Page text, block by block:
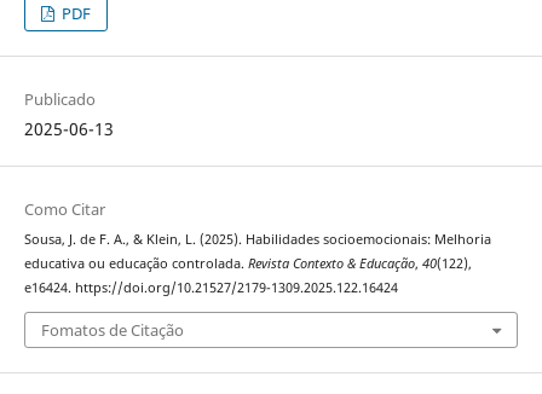
PDF
Publicado
2025-06-13
Como Citar
Sousa, J. de F. A., & Klein, L. (2025). Habilidades socioemocionais: Melhoria
educativa ou educação controlada. Revista Contexto & Educação, 40(122),
e16424. https://doi.org/10.21527/2179-1309.2025.122.16424
Fomatos de Citação